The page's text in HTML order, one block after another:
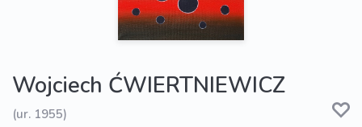
Wojciech ĆWIERTNIEWICZ
(ur. 1955)